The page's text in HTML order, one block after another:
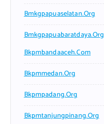
Bmkgpapuaselatan.org
Bmkgpapuabaratdaya.org
Bkpmbandaaceh.com
Bkpmmedan.org
Bkpmpadang.org
Bkpmtanjungpinang.org